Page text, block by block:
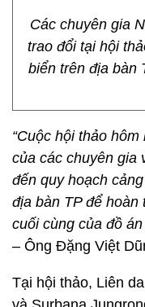
Các chuyên gia
trao đổi tại hội
biển trên địa bàn
“Cuộc hội thảo
của các chuyên gia
đến quy hoạch
địa bàn TP để
cuối cùng của đồ
– Ông Đặng Việt
Tại hội thảo, Liên